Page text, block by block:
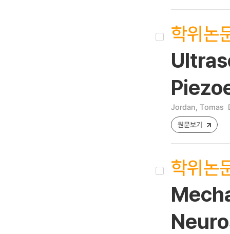
학위논
Jordan, Tomas
원문보기
학위논